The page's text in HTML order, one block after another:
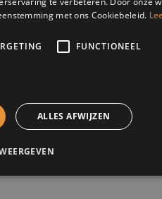
forte : investir aux
de long terme.
de l’aéroport de Liège,
met ons Cookiebeleid.
FUNCTIONEEL
ALLES AFWIJZEN